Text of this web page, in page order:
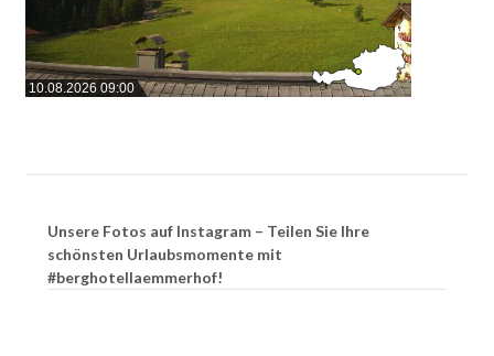
10.08.2026 09:00
Unsere Fotos auf Instagram – Teilen Sie Ihre
schönsten Urlaubsmomente mit
#berghotellaemmerhof!